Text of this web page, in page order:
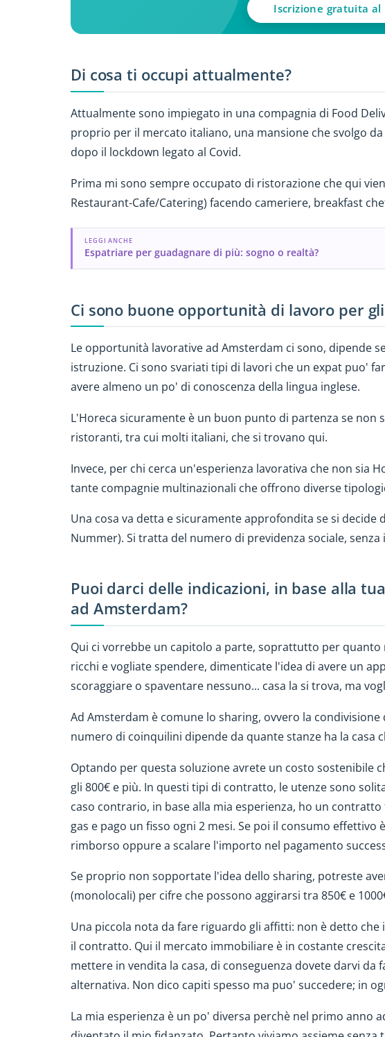
Iscrizione gratuita al
Di cosa ti occupi attualmente?
Attualmente sono impiegato in una compagnia di Food
proprio per il mercato italiano, una mansione che svolgo
dopo il lockdown legato al Covid.
Prima mi sono sempre occupato di ristorazione che qui
Restaurant-Cafe/Catering) facendo cameriere, breakfast
LEGGI ANCHE
Espatriare per guadagnare di più: sogno o realtà?
Ci sono buone opportunità di lavoro per
Le opportunità lavorative ad Amsterdam ci sono, dipende
istruzione. Ci sono svariati tipi di lavori che un expat puo'
avere almeno un po' di conoscenza della lingua inglese.
L'Horeca sicuramente è un buon punto di partenza se non
ristoranti, tra cui molti italiani, che si trovano qui.
Invece, per chi cerca un'esperienza lavorativa che non sia
tante compagnie multinazionali che offrono diverse
Una cosa va detta e sicuramente approfondita se si decide
Nummer). Si tratta del numero di previdenza sociale,
Puoi darci delle indicazioni, in base alla
ad Amsterdam?
Qui ci vorrebbe un capitolo a parte, soprattutto per quanto
ricchi e vogliate spendere, dimenticate l'idea di avere un
scoraggiare o spaventare nessuno... casa la si trova, ma
Ad Amsterdam è comune lo sharing, ovvero la
numero di coinquilini dipende da quante stanze ha la casa
Optando per questa soluzione avrete un costo sostenibile
gli 800€ e più. In questi tipi di contratto, le utenze sono
caso contrario, in base alla mia esperienza, ho un
gas e pago un fisso ogni 2 mesi. Se poi il consumo effettivo
rimborso oppure a scalare l'importo nel pagamento
Se proprio non sopportate l'idea dello sharing, potreste
(monolocali) per cifre che possono aggirarsi tra 850€ e
Una piccola nota da fare riguardo gli affitti: non è detto
il contratto. Qui il mercato immobiliare è in costante
mettere in vendita la casa, di conseguenza dovete darvi da
alternativa. Non dico capiti spesso ma puo' succedere; in
La mia esperienza è un po' diversa perchè nel primo anno